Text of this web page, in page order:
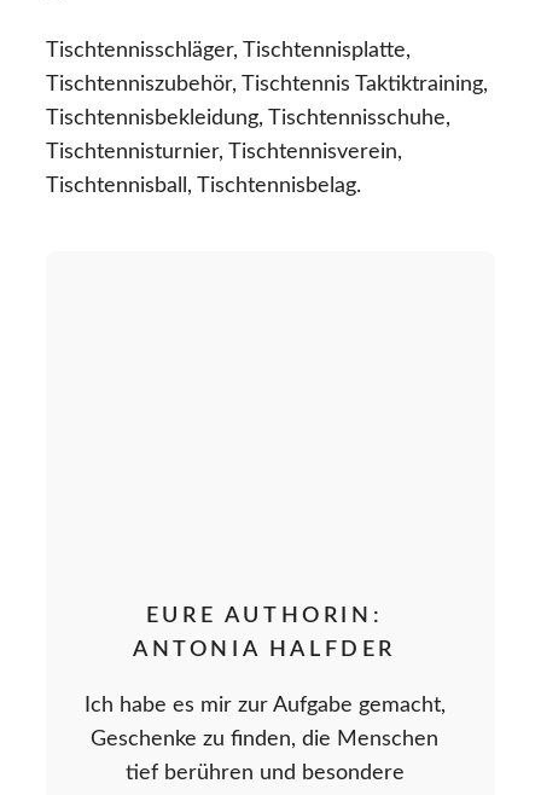
Tischtennisschläger, Tischtennisplatte,
Tischtenniszubehör, Tischtennis Taktiktraining,
Tischtennisbekleidung, Tischtennisschuhe,
Tischtennisturnier, Tischtennisverein,
Tischtennisball, Tischtennisbelag.
EURE AUTHORIN:
ANTONIA HALFDER
Ich habe es mir zur Aufgabe gemacht,
Geschenke zu finden, die Menschen
tief berühren und besondere